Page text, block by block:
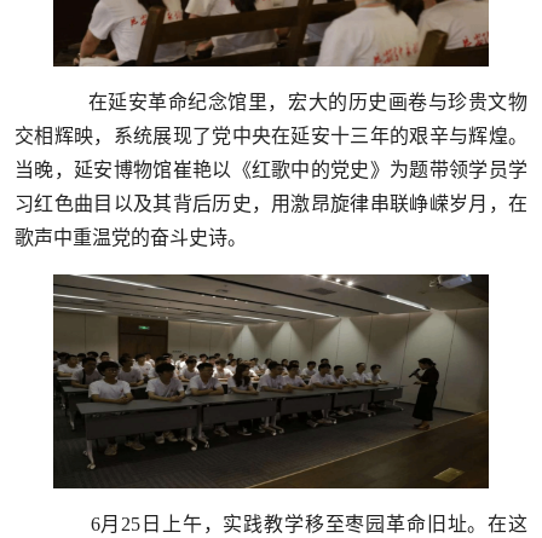
在延安革命纪念馆里，宏大的历史画卷与珍贵文物
交相辉映，系统展现了党中央在延安十三年的艰辛与辉煌。
当晚，延安博物馆崔艳以《红歌中的党史》为题带领学员学
习红色曲目以及其背后历史，用激昂旋律串联峥嵘岁月，在
歌声中重温党的奋斗史诗。
6月25日上午，实践教学移至枣园革命旧址。在这